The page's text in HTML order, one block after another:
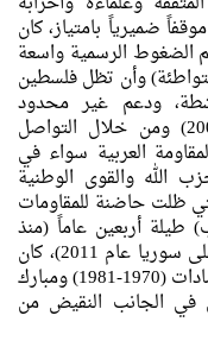
ضميرياً بامتياز، كان
الرسمية واسعة
وأن تظل فلسطين
ودعم غير محدود
للانتفاضتين الأولى (1988)، والثانية (2000) ومن خلال التواصل
العربية سواء في
والقوى الوطنية
ظلت حاضنة للمقاومات
طيلة أربعين عاماً (منذ
انتصار أكتوبر 1973 وحتي بدء المؤامرة على سوريا عام 2011)، كان
الشعب المصري خلال فترة حكم كل من السادات (1970-1981) ومبارك
في الجانب النقيض من